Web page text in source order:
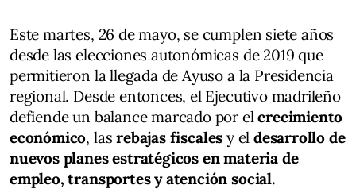
Este martes, 26 de mayo, se cumplen siete años
desde las elecciones autonómicas de 2019 que
permitieron la llegada de Ayuso a la Presidencia
regional. Desde entonces, el Ejecutivo madrileño
defiende un balance marcado por elcrecimiento
económico, lasrebajas fiscales y eldesarrollo de
nuevos planes estratégicos en materia de
empleo, transportes y atención social.